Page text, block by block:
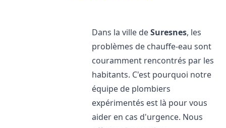
Dans la ville deSuresnes, les
problèmes de chauffe-eau sont
couramment rencontrés par les
habitants. C'est pourquoi notre
équipe de plombiers
expérimentés est là pour vous
aider en cas d'urgence. Nous